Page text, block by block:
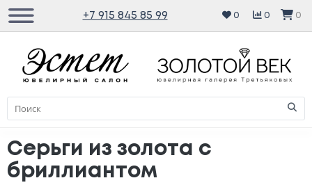
+7 915 845 85 99 0 0 0
Серьги из золота с
бриллиантом